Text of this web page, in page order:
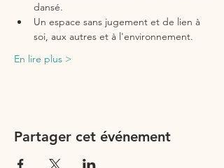
dansé.
Un espace sans jugement et de lien à
soi, aux autres et à l'environnement.
En lire plus >
Partager cet événement